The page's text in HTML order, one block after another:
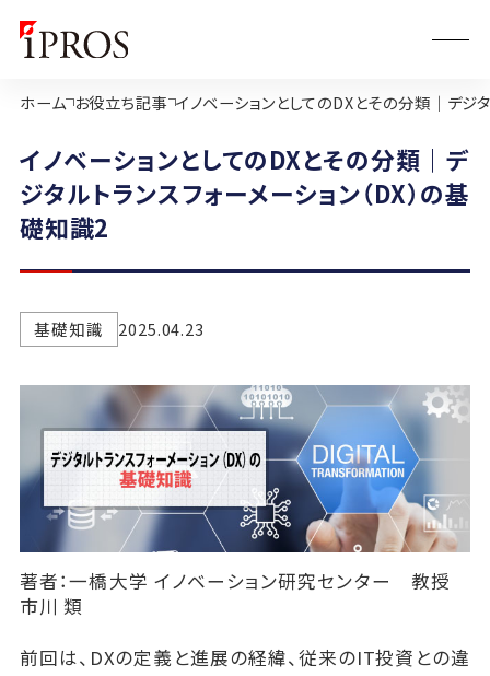
ホーム お役立ち記事 イノベーションとしてのDXとその分類｜デジ
イノベーションとしてのDXとその分類｜デ
ジタルトランスフォーメーション（DX）の基
礎知識2
基礎知識 2025.04.23
著者：一橋大学 イノベーション研究センター 教授
市川 類
前回は、DXの定義と進展の経緯、従来のIT投資との違